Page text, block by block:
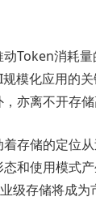
Token消耗
模化应用的
亦离不开存
存储的定位
和使用模式
级存储将成为